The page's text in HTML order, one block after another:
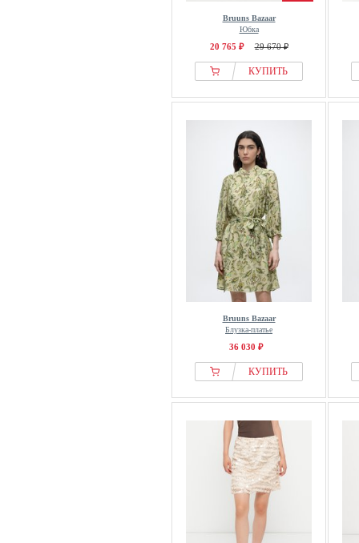
Bruuns Bazaar
Юбка
20 765 ₽ 29 670 ₽
КУПИТЬ
Bruuns Bazaar
Блузка-платье
36 030 ₽
КУПИТЬ